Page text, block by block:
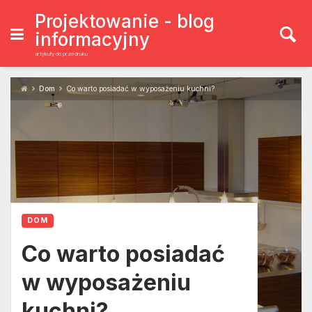
content
Projektowanie - blog
informacyjny
artykuły do przedruku
Dom Co warto posiadać w wyposażeniu kuchni?
DOM
Co warto posiadać
w wyposażeniu